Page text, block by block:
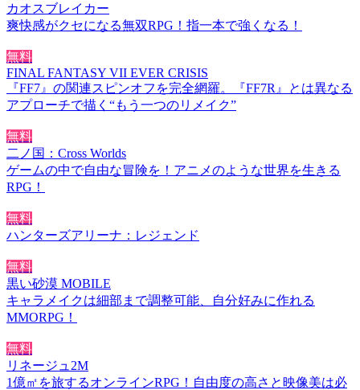
カオスブレイカー
爽快感がクセになる無双RPG！指一本で強くなる！
無料
FINAL FANTASY VII EVER CRISIS
『FF7』の関連スピンオフを完全網羅。『FF7R』とは異なる
アプローチで描く“もう一つのリメイク”
無料
二ノ国：Cross Worlds
ゲームの中で自由な冒険を！アニメのような世界を生きる
RPG！
無料
ハンターズアリーナ：レジェンド
無料
黒い砂漠 MOBILE
キャラメイクは細部まで調整可能、自分好みに作れる
MMORPG！
無料
リネージュ2M
1億㎡を旅するオンラインRPG！自由度の高さと映像美は必